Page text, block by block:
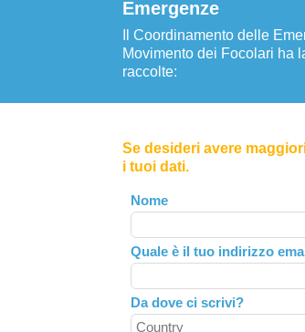
Emergenze
Il Coordinamento delle
Movimento dei Focolari ha
raccolte:
Se desideri avere
i tuoi dati.
Leave
this
field
blank
Nome
Quale è il tuo indirizzo
Da dove ci scrivi?